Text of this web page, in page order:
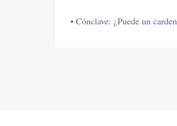
• Cónclave: ¿Puede un